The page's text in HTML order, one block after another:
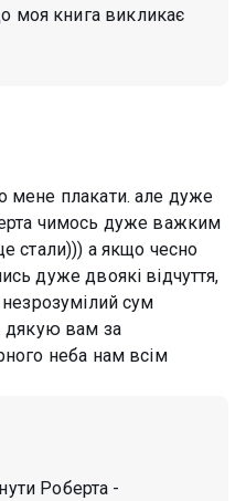
моя книга викликає
мене плакати. але дуже
чимось дуже важким
стали))) а якщо чесно
дуже двоякі відчуття,
незрозумілий сум
дякую вам за
неба нам всім
Роберта -